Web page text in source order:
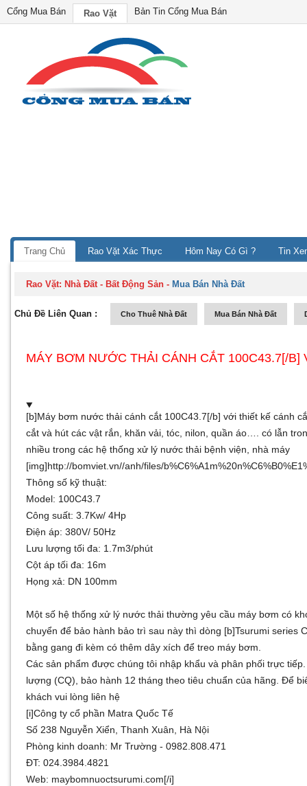
Cổng Mua Bán Rao Vặt Bản Tin Cổng Mua Bán
Trang Chủ Rao Vặt Xác Thực Hôm Nay Có Gì ? Tin
Rao Vặt: Nhà Đất - Bất Động Sản - Mua Bán Nhà Đất
Chủ Đề Liên Quan : Cho Thuê Nhà Đất Mua Bán Nhà Đất
MÁY BƠM NƯỚC THẢI CÁNH CẮT 100C43.7[/
[b]Máy bơm nước thải cánh cắt 100C43.7[/b] với thiết kế cánh
cắt và hút các vật rắn, khăn vải, tóc, nilon, quần áo…. có lẫn
nhiều trong các hệ thống xử lý nước thải bệnh viện, nhà máy
[img]http://bomviet.vn//anh/files/
Thông số kỹ thuật:
Model: 100C43.7
Công suất: 3.7Kw/ 4Hp
Điện áp: 380V/ 50Hz
Lưu lượng tối đa: 1.7m3/phút
Cột áp tối đa: 16m
Họng xả: DN 100mm
Một số hệ thống xử lý nước thải thường yêu cầu máy bơm có
chuyển để bảo hành bảo trì sau này thì dòng [b]Tsurumi series
bằng gang đi kèm có thêm dây xích để treo máy bơm.
Các sản phẩm được chúng tôi nhập khẩu và phân phối trực
lượng (CQ), bảo hành 12 tháng theo tiêu chuẩn của hãng. Để
khách vui lòng liên hệ
[i]Công ty cổ phần Matra Quốc Tế
Số 238 Nguyễn Xiển, Thanh Xuân, Hà Nội
Phòng kinh doanh: Mr Trường - 0982.808.471
ĐT: 024.3984.4821
Web: maybomnuoctsurumi.com[/i]